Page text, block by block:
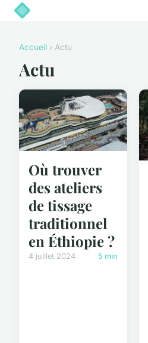
Accueil › Actu
Actu
Où trouver
des ateliers
de tissage
traditionnel
en Éthiopie ?
4 juillet 2024 5 min